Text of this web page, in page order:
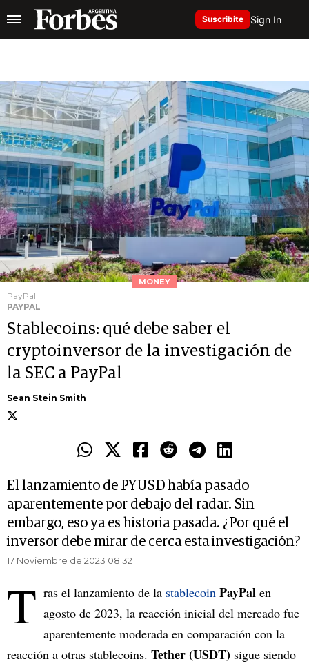
Suscribite Sign In
MONEY
PayPal
PAYPAL
Stablecoins: qué debe saber el
cryptoinversor de la investigación de
la SEC a PayPal
Sean Stein Smith
El lanzamiento de PYUSD había pasado
aparentemente por debajo del radar. Sin
embargo, eso ya es historia pasada. ¿Por qué el
inversor debe mirar de cerca esta investigación?
17 Noviembre de 2023 08.32
T ras el lanzamiento de la stablecoin PayPal en
agosto de 2023, la reacción inicial del mercado fue
aparentemente moderada en comparación con la
reacción a otras stablecoins. Tether (USDT) sigue siendo